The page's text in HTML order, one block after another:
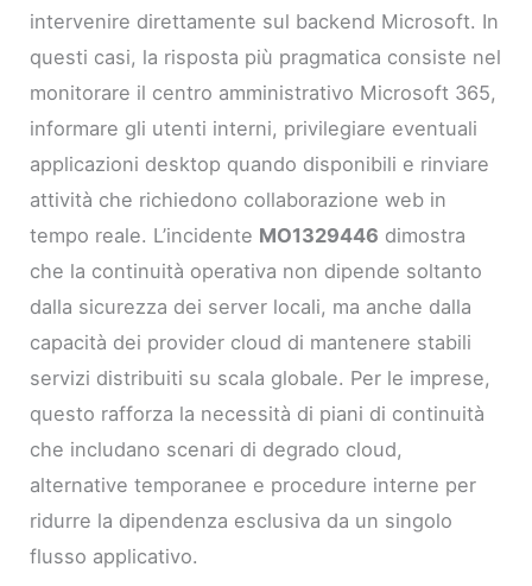
intervenire direttamente sul backend Microsoft. In
questi casi, la risposta più pragmatica consiste nel
monitorare il centro amministrativo Microsoft 365,
informare gli utenti interni, privilegiare eventuali
applicazioni desktop quando disponibili e rinviare
attività che richiedono collaborazione web in
tempo reale. L’incidente MO1329446 dimostra
che la continuità operativa non dipende soltanto
dalla sicurezza dei server locali, ma anche dalla
capacità dei provider cloud di mantenere stabili
servizi distribuiti su scala globale. Per le imprese,
questo rafforza la necessità di piani di continuità
che includano scenari di degrado cloud,
alternative temporanee e procedure interne per
ridurre la dipendenza esclusiva da un singolo
flusso applicativo.